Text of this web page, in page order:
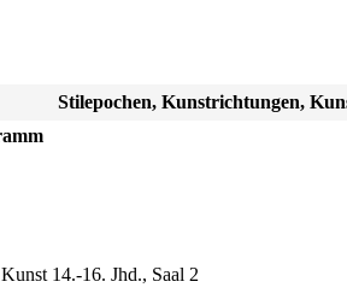
Stilepochen, Kunstrichtungen,
14.-16. Jhd., Saal 2